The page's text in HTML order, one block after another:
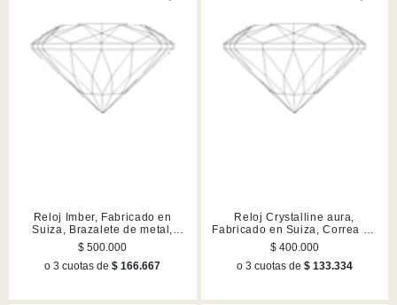
Reloj Imber, Fabricado en
Suiza, Brazalete de metal,
Rosa dorado, Acabado en tono
oro rosa
$ 500.000
o 3 cuotas de$ 166.667
Reloj Crystalline aura,
Fabricado en Suiza, Correa de
piel, Rosa, Acabado en tono
oro rosa
$ 400.000
o 3 cuotas de $ 133.334